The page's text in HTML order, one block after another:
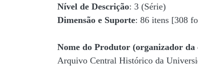
Nível de Descrição: 3 (Série)
Dimensão e Suporte: 86 itens [308
Nome do Produtor (organizador da
Arquivo Central Histórico da